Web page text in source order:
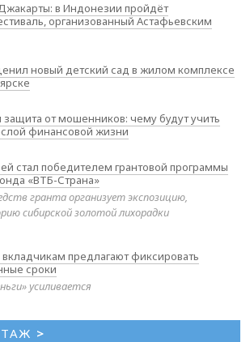
в Индонезии пройдёт
организованный Астафьевским
новый детский сад в жилом комплексе
от мошенников: чему будут учить
финансовой жизни
стал победителем грантовой программы
«ВТБ-Страна»
гранта организует экспозицию,
сибирской золотой лихорадки
предлагают фиксировать
сроки
усиливается
>